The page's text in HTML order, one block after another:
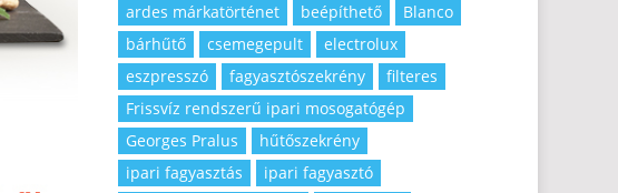
ardes márkatörténet beépíthető
Blanco
bárhűtő
csemegepult
electrolux
eszpresszó
fagyasztószekrény
filteres
Frissvíz rendszerű ipari mosogatógép
Georges Pralus
hűtőszekrény
ipari fagyasztás
ipari fagyasztó